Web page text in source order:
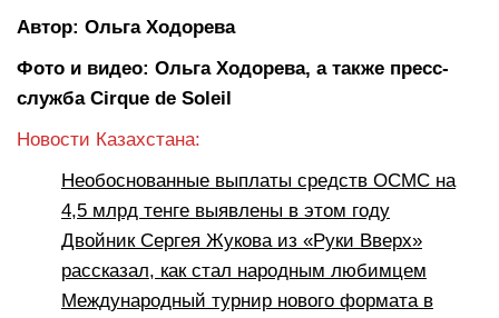
Автор: Ольга Ходорева
Фото и видео: Ольга Ходорева, а также пресс-
служба Cirque de Soleil
Новости Казахстана:
Необоснованные выплаты средств ОСМС на
4,5 млрд тенге выявлены в этом году
Двойник Сергея Жукова из «Руки Вверх»
рассказал, как стал народным любимцем
Международный турнир нового формата в